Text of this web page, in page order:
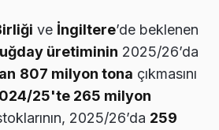
ve İngiltere’de beklenen
üretiminin 2025/26’da
807 milyon tona çıkmasını
25'te 265 milyon
2025/26’da 259